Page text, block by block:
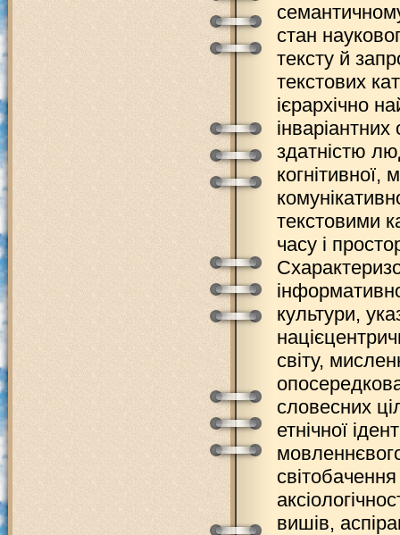
стан
тексту й
текстових
ієрархічно
здатністю
когнітивної,
текстовими
часу і
культури,
світу,
словесних
етнічної
вишів,